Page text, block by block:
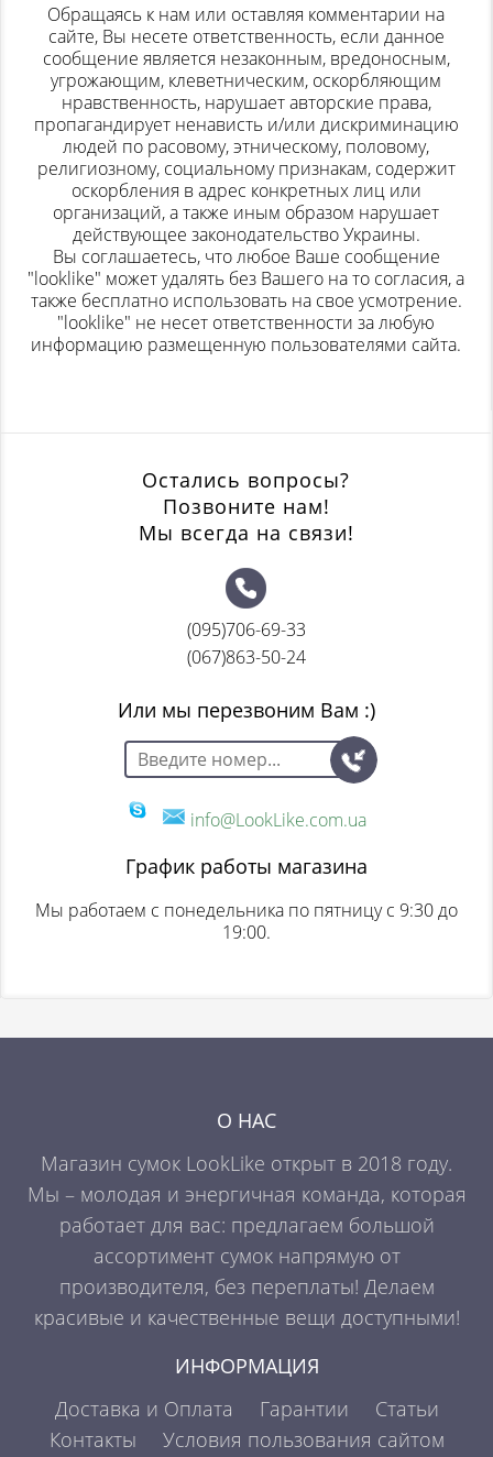
Обращаясь к нам или оставляя комментарии на
сайте, Вы несете ответственность, если данное
сообщение является незаконным, вредоносным,
угрожающим, клеветническим, оскорбляющим
нравственность, нарушает авторские права,
пропагандирует ненависть и/или дискриминацию
людей по расовому, этническому, половому,
религиозному, социальному признакам, содержит
оскорбления в адрес конкретных лиц или
организаций, а также иным образом нарушает
действующее законодательство Украины.
Вы соглашаетесь, что любое Ваше сообщение
"looklike" может удалять без Вашего на то согласия, а
также бесплатно использовать на свое усмотрение.
"looklike" не несет ответственности за любую
информацию размещенную пользователями сайта.
Остались вопросы?
Позвоните нам!
Мы всегда на связи!
(095)706-69-33
(067)863-50-24
Или мы перезвоним Вам :)
info@LookLike.com.ua
График работы магазина
Мы работаем с понедельника по пятницу с 9:30 до
19:00.
О НАС
Магазин сумок LookLike открыт в 2018 году.
Мы – молодая и энергичная команда, которая
работает для вас: предлагаем большой
ассортимент сумок напрямую от
производителя, без переплаты! Делаем
красивые и качественные вещи доступными!
ИНФОРМАЦИЯ
Доставка и Оплата
Гарантии
Статьи
Контакты
Условия пользования сайтом